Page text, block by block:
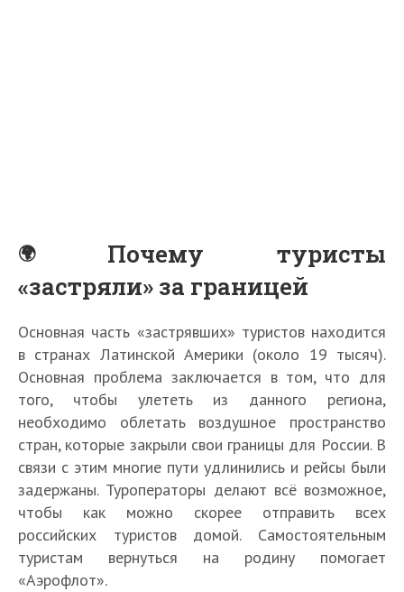
Почему туристы
«застряли» за границей
Основная часть «застрявших» туристов находится
в странах Латинской Америки (около 19 тысяч).
Основная проблема заключается в том, что для
того, чтобы улететь из данного региона,
необходимо облетать воздушное пространство
стран, которые закрыли свои границы для России. В
связи с этим многие пути удлинились и рейсы были
задержаны. Туроператоры делают всё возможное,
чтобы как можно скорее отправить всех
российских туристов домой. Самостоятельным
туристам вернуться на родину помогает
«Аэрофлот».